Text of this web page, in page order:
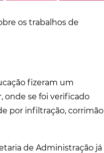
os trabalhos de
fizeram um
onde se foi verificado
por infiltração, corrimão
de Administração já